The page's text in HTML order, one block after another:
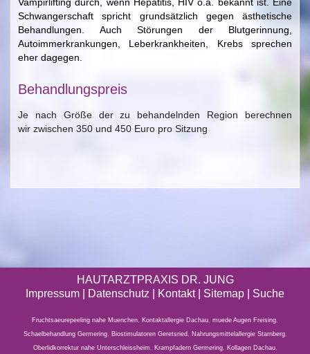
Schwangerschaft spricht grundsätzlich gegen ästhetische
Behandlungen. Auch Störungen der Blutgerinnung,
Autoimmerkrankungen, Leberkrankheiten, Krebs sprechen
eher dagegen.
Behandlungspreis
Je nach Größe der zu behandelnden Region berechnen
wir zwischen 350 und 450 Euro pro Sitzung
HAUTARZTPRAXIS DR. JUNG
Impressum
Datenschutz | Kontakt | Sitemap Suche
Fruchtsaeurepeeling nahe Muenchen, Kontaktallergie Dachau, muede Augen Freising,
Schaelbehandlung Germering, Biostimulatoren Geretsried , Nahrungsmittelallergie Starnberg,
Oberlidkorrektur nahe Unterschleissheim , Krampfadern Germering, Kollagen Dachau,